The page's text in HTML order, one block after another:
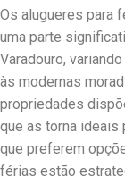
Os alugueres para
uma parte
Varadouro,
às modernas
propriedades
que as torna ideais
que preferem
férias estão